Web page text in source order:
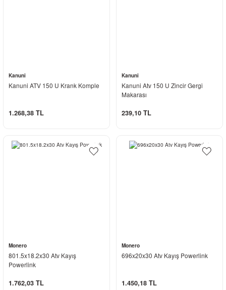
Kanuni
Kanuni ATV 150 U Krank Komple
1.268,38 TL
Kanuni
Kanuni Atv 150 U Zincir Gergi
Makarası
239,10 TL
Monero
801.5x18.2x30 Atv Kayış
Powerlink
1.762,03 TL
Monero
696x20x30 Atv Kayış Powerlink
1.450,18 TL